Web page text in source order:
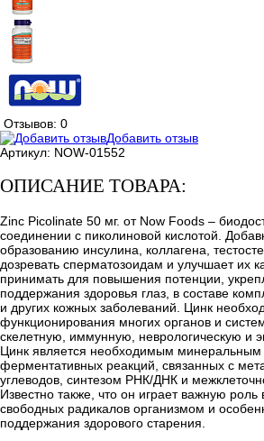
Отзывов: 0
Добавить отзыв
Артикул: NOW-01552
ОПИСАНИЕ ТОВАРА:
Zinc Picolinate 50 мг. от Now Foods –
соединении с пиколиновой кислотой.
образованию инсулина, коллагена,
дозревать сперматозоидам и улучшает их
принимать для повышения потенции,
поддержания здоровья глаз, в составе
и других кожных заболеваний. Цинк
функционирования многих органов и
скелетную, иммунную, неврологическую и
Цинк является необходимым минеральным
ферментативных реакций, связанных с
углеводов, синтезом РНК/ДНК и
Известно также, что он играет важную роль
свободных радикалов организмом и
поддержания здорового старения.